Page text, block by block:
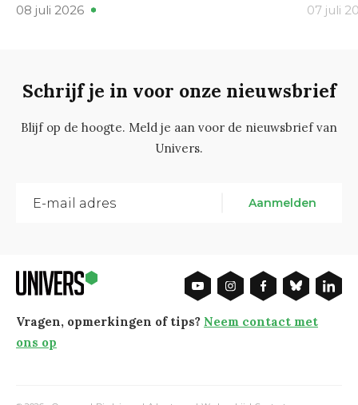
08 juli 2026 07 juli
Schrijf je in voor onze nieuwsbrief
Blijf op de hoogte. Meld je aan voor de nieuwsbrief van
Univers.
Aanmelden
Vragen, opmerkingen of tips? Neem contact met
ons op